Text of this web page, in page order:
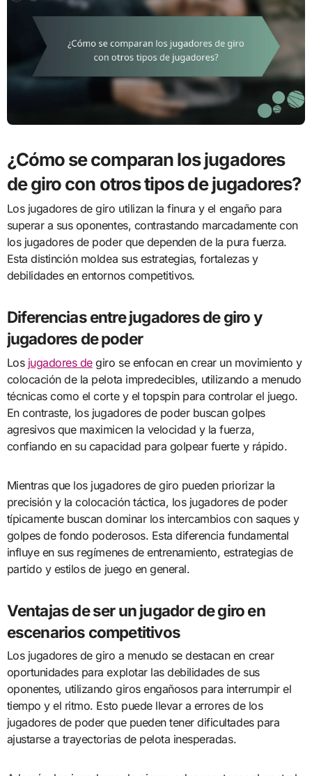
¿Cómo se comparan los jugadores
de giro con otros tipos de jugadores?
Los jugadores de giro utilizan la finura y el engaño para
superar a sus oponentes, contrastando marcadamente con
los jugadores de poder que dependen de la pura fuerza.
Esta distinción moldea sus estrategias, fortalezas y
debilidades en entornos competitivos.
Diferencias entre jugadores de giro y
jugadores de poder
Los jugadores degiro se enfocan en crear un movimiento y
colocación de la pelota impredecibles, utilizando a menudo
técnicas como el corte y el topspin para controlar el juego.
En contraste, los jugadores de poder buscan golpes
agresivos que maximicen la velocidad y la fuerza,
confiando en su capacidad para golpear fuerte y rápido.
Mientras que los jugadores de giro pueden priorizar la
precisión y la colocación táctica, los jugadores de poder
típicamente buscan dominar los intercambios con saques y
golpes de fondo poderosos. Esta diferencia fundamental
influye en sus regímenes de entrenamiento, estrategias de
partido y estilos de juego en general.
Ventajas de ser un jugador de giro en
escenarios competitivos
Los jugadores de giro a menudo se destacan en crear
oportunidades para explotar las debilidades de sus
oponentes, utilizando giros engañosos para interrumpir el
tiempo y el ritmo. Esto puede llevar a errores de los
jugadores de poder que pueden tener dificultades para
ajustarse a trayectorias de pelota inesperadas.